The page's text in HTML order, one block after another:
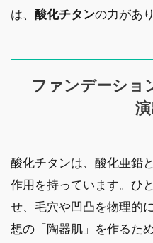
は、 酸化チタンの力があ
ファンデーショ
演
酸化チタンは、酸化亜鉛
作用を持っています。ひ
せ、毛穴や凹凸を物理的
想の「陶器肌」を作るた